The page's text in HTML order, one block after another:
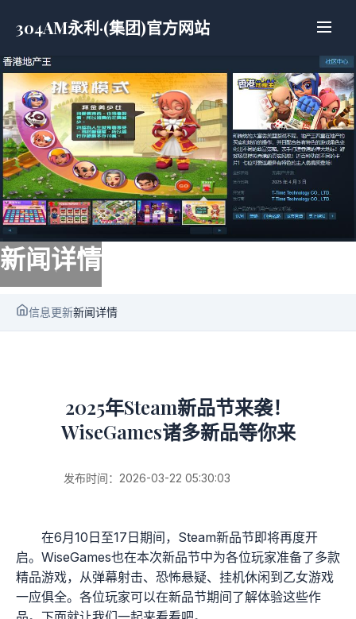
304AM永利·(集团)官方网站
新闻详情
信息更新新闻详情
2025年Steam新品节来袭！
WiseGames诸多新品等你来
发布时间：2026-03-22 05:30:03
在6月10日至17日期间，Steam新品节即将再度开
启。WiseGames也在本次新品节中为各位玩家准备了多款
精品游戏，从弹幕射击、恐怖悬疑、挂机休闲到乙女游戏
一应俱全。各位玩家可以在新品节期间了解体验这些作